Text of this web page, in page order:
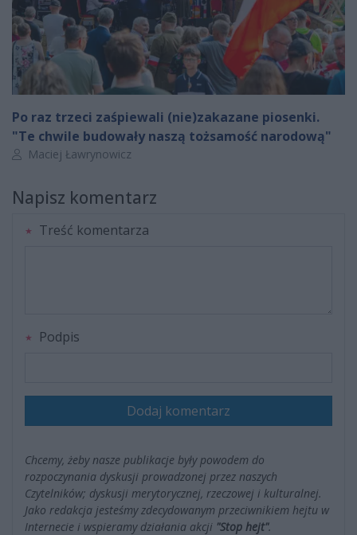
Po raz trzeci zaśpiewali (nie)zakazane piosenki.
"Te chwile budowały naszą tożsamość narodową"
Autor artykułu:
Maciej Ławrynowicz
Napisz komentarz
Treść komentarza
Podpis
Dodaj komentarz
Chcemy, żeby nasze publikacje były powodem do
rozpoczynania dyskusji prowadzonej przez naszych
Czytelników; dyskusji merytorycznej, rzeczowej i kulturalnej.
Jako redakcja jesteśmy zdecydowanym przeciwnikiem hejtu w
Internecie i wspieramy działania akcji "Stop hejt".